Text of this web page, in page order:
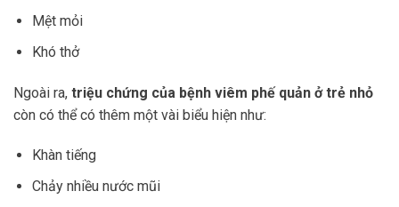
Mệt mỏi
Khó thở
Ngoài ra, triệu chứng của bệnh viêm phế quản ở trẻ nhỏ
còn có thể có thêm một vài biểu hiện như:
Khàn tiếng
Chảy nhiều nước mũi